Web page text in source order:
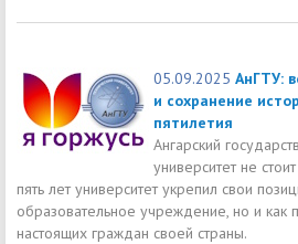
05.09.2025 АнГТУ:
и сохранение
пятилетия
Ангарский
университет не
пять лет университет укрепил свои
образовательное учреждение, но и как
настоящих граждан своей страны.